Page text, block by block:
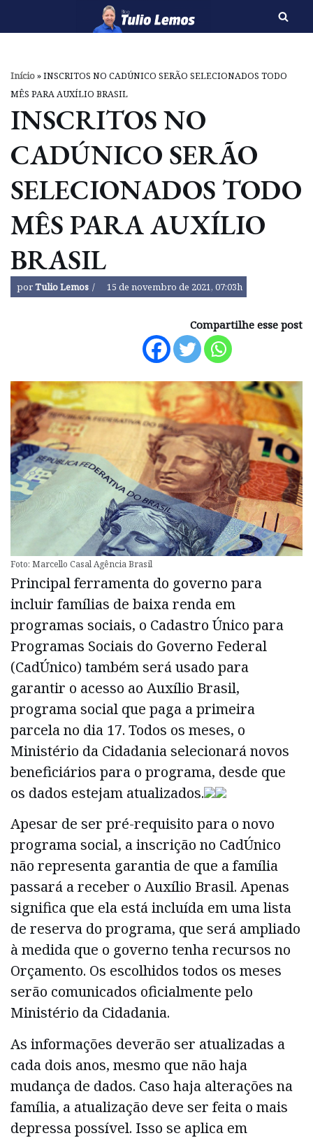
o
conteúdo
Início»INSCRITOS NO CADÚNICO SERÃO SELECIONADOS TODO
MÊS PARA AUXÍLIO BRASIL
INSCRITOS NO
CADÚNICO SERÃO
SELECIONADOS TODO
MÊS PARA AUXÍLIO
BRASIL
porTulio Lemos 15 de novembro de 2021, 07:03h
Compartilhe esse post
Foto: Marcello Casal Agência Brasil
Principal ferramenta do governo para
incluir famílias de baixa renda em
programas sociais, o Cadastro Único para
Programas Sociais do Governo Federal
(CadÚnico) também será usado para
garantir o acesso ao Auxílio Brasil,
programa social que paga a primeira
parcela no dia 17. Todos os meses, o
Ministério da Cidadania selecionará novos
beneficiários para o programa, desde que
os dados estejam atualizados.
Apesar de ser pré-requisito para o novo
programa social, a inscrição no CadÚnico
não representa garantia de que a família
passará a receber o Auxílio Brasil. Apenas
significa que ela está incluída em uma lista
de reserva do programa, que será ampliado
à medida que o governo tenha recursos no
Orçamento. Os escolhidos todos os meses
serão comunicados oficialmente pelo
Ministério da Cidadania.
As informações deverão ser atualizadas a
cada dois anos, mesmo que não haja
mudança de dados. Caso haja alterações na
família, a atualização deve ser feita o mais
depressa possível. Isso se aplica em